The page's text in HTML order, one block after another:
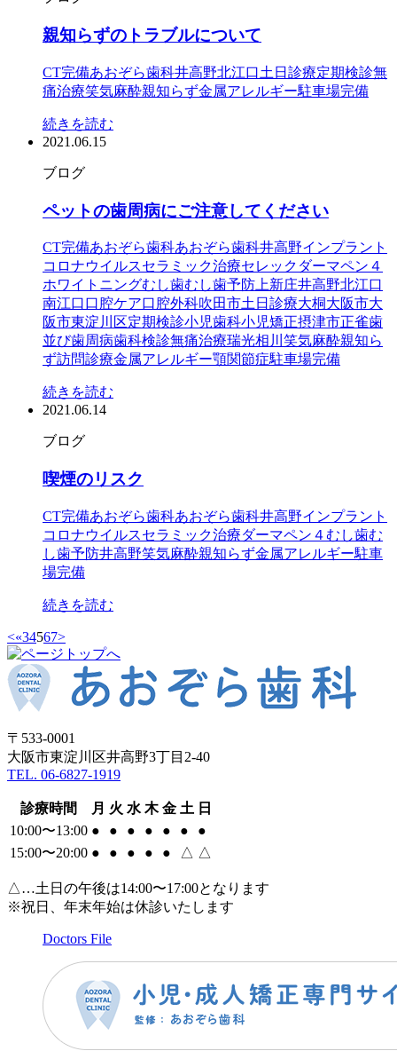
親知らずのトラブルについて
CT完備あおぞら歯科井高野北江口土日診療定期検診無
痛治療笑気麻酔親知らず金属アレルギー駐車場完備
続きを読む
2021.06.15
ブログ
ペットの歯周病にご注意してください
CT完備あおぞら歯科あおぞら歯科井高野インプラント
コロナウイルスセラミック治療セレック ダーマペン４
ホワイトニングむし歯むし歯予防 上新庄井高野北江口
南江口口腔ケア口腔外科吹田市土日診療大桐大阪市大
阪市東淀川区定期検診小児歯科小児矯正摂津市正雀歯
並び歯周病歯科検診無痛治療瑞光相川 笑気麻酔親知ら
ず訪問診療金属アレルギー顎関節症駐車場完備
続きを読む
2021.06.14
ブログ
喫煙のリスク
CT完備あおぞら歯科あおぞら歯科井高野インプラント
コロナウイルスセラミック治療ダーマペン４むし歯む
し歯予防井高野笑気麻酔親知らず金属アレルギー駐車
場完備
続きを読む
<«34567>
〒533-0001
大阪市東淀川区井高野3丁目2-40
TEL. 06-6827-1919
診療時間 月 火 水 木 金 土 日
10:00〜13:00 ● ● ● ● ● ●
●
15:00〜20:00 ● ● ● ● ● △ △
△…土日の午後は14:00〜17:00となります
※祝日、年末年始は休診いたします
Doctors File